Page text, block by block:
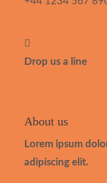
Drop us a line
About us
Lorem ipsum
adipiscing elit.